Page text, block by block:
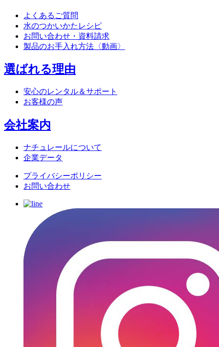
よくあるご質問
水のつかいかたレシピ
お問い合わせ・資料請求
製品のお手入れ方法〈動画〉
選ばれる理由
安心のレンタル＆サポート
お客様の声
会社案内
ナチュレールについて
企業データ
プライバシーポリシー
お問い合わせ